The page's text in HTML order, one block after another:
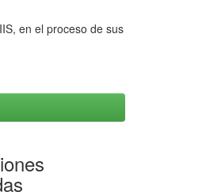
en el proceso de sus